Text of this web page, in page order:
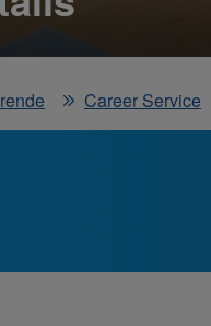
Career Service